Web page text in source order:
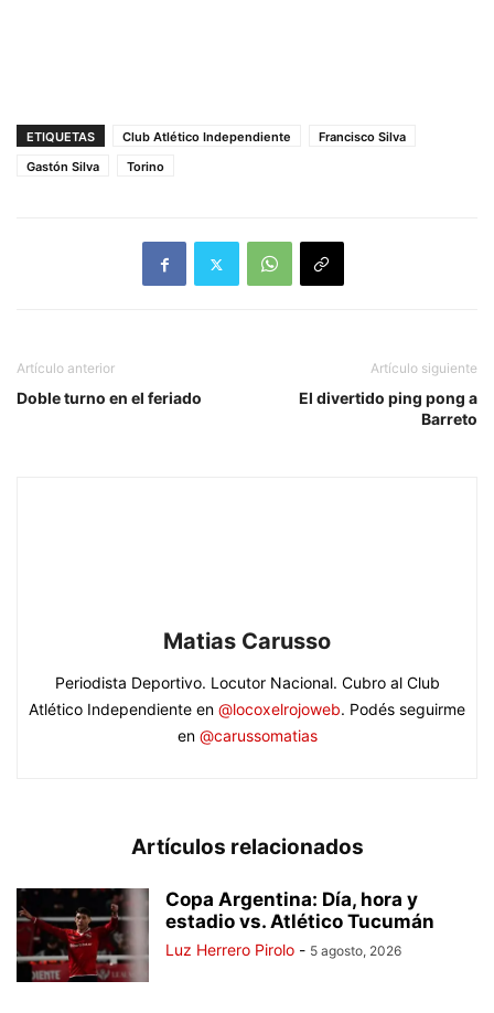
ETIQUETAS Club Atlético Independiente
Francisco Silva
Gastón Silva
Torino
Artículo anterior
Doble turno en el feriado
Artículo siguiente
El divertido ping pong a
Barreto
Matias Carusso
Periodista Deportivo. Locutor Nacional. Cubro al Club
Atlético Independiente en @locoxelrojoweb. Podés seguirme
en @carussomatias
Artículos relacionados
Copa Argentina: Día, hora y
estadio vs. Atlético Tucumán
Luz Herrero Pirolo - 5 agosto, 2026